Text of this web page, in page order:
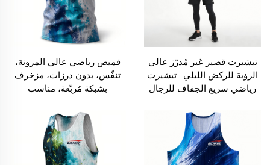
تيشيرت قصير غير مُدرّز عالي
الرؤية للركض الليلي | تيشيرت
رياضي سريع الجفاف للرجال
قميص رياضي عالي المرونة،
تنفّس، بدون درزات، مزخرف
بشبكة مُربّعة، مناسب
ولمسارات الجري والماراثون
والتدريب